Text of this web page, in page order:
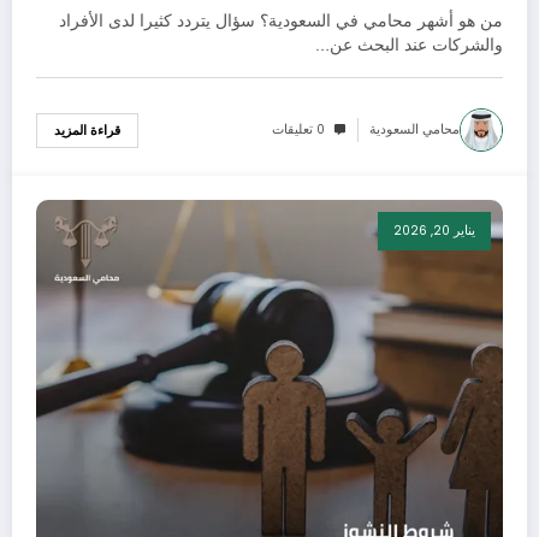
من هو أشهر محامي في السعودية؟ سؤال يتردد كثيرا لدى الأفراد
والشركات عند البحث عن…
محامي السعودية 0 تعليقات قراءة المزيد
يناير 20, 2026